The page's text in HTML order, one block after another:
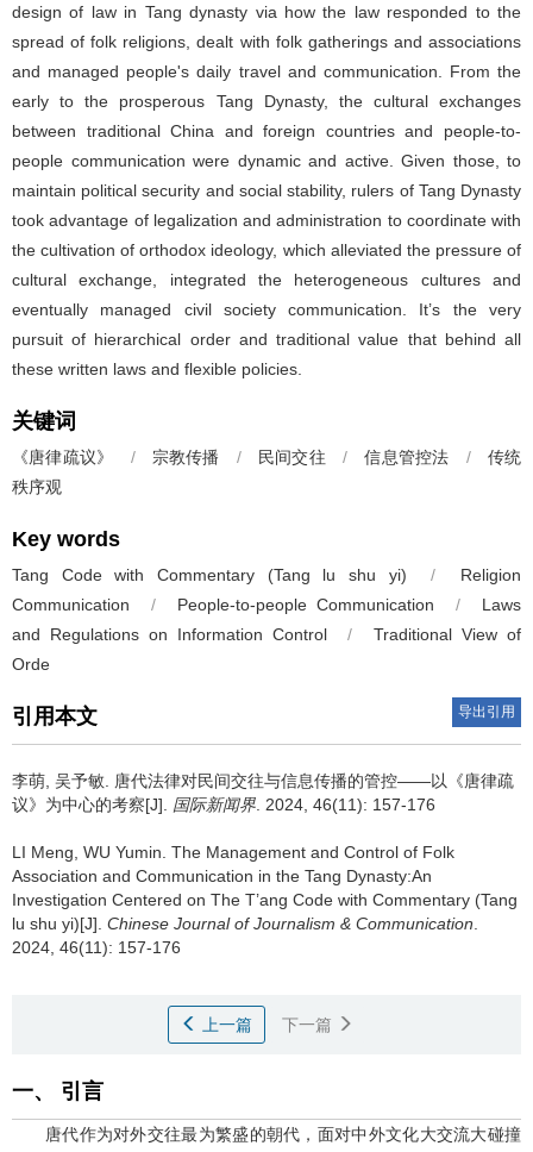
design of law in Tang dynasty via how the law responded to the
spread of folk religions, dealt with folk gatherings and associations
and managed people's daily travel and communication. From the
early to the prosperous Tang Dynasty, the cultural exchanges
between traditional China and foreign countries and people-to-
people communication were dynamic and active. Given those, to
maintain political security and social stability, rulers of Tang Dynasty
took advantage of legalization and administration to coordinate with
the cultivation of orthodox ideology, which alleviated the pressure of
cultural exchange, integrated the heterogeneous cultures and
eventually managed civil society communication. It’s the very
pursuit of hierarchical order and traditional value that behind all
these written laws and flexible policies.
关键词
《唐律疏议》 / 宗教传播 / 民间交往 / 信息管控法 /
传统
秩序观
Key words
Tang Code with Commentary (Tang lu shu yi) /
Religion
Communication
/ People-to-people Communication /
Laws
and Regulations on Information Control
/
Traditional View of
Orde
引用本文 导出引用
李萌 吴予敏
唐代法律对民间交往与信息传播的管控——以《唐律疏
议》为中心的考察[J]. 国际新闻界 . 2024, 46(11): 157-176
LI Meng WU Yumin The Management and Control of Folk
Association and Communication in the Tang Dynasty:An
Investigation Centered on The T’ang Code with Commentary (Tang
lu shu yi)[J]. Chinese Journal of Journalism & Communication
2024, 46(11): 157-176
上一篇 下一篇
一、 引言
唐代作为对外交往最为繁盛的朝代，面对中外文化大交流大碰撞